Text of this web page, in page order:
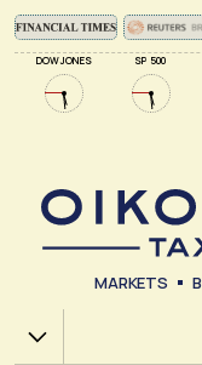
DOW JONES SP 500
MARKETS
Χ.Α.